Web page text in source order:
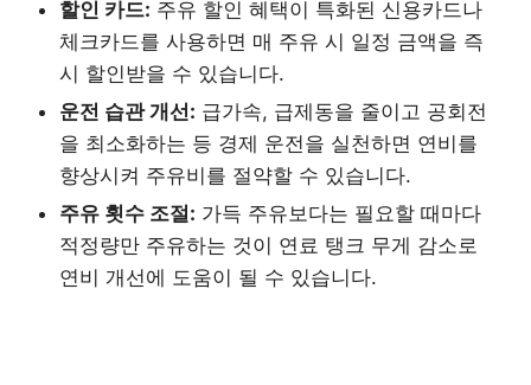
할인 카드: 주유 할인 혜택이 특화된 신용카드나
체크카드를 사용하면 매 주유 시 일정 금액을 즉
시 할인받을 수 있습니다.
운전 습관 개선: 급가속, 급제동을 줄이고 공회전
을 최소화하는 등 경제 운전을 실천하면 연비를
향상시켜 주유비를 절약할 수 있습니다.
주유 횟수 조절: 가득 주유보다는 필요할 때마다
적정량만 주유하는 것이 연료 탱크 무게 감소로
연비 개선에 도움이 될 수 있습니다.